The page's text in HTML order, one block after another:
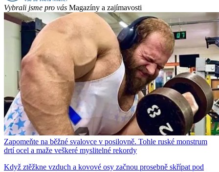
Vybrali jsme pro vás Magazíny a zajímavosti
Zapomeňte na běžné svalovce v posilovně. Tohle ruské monstrum
drtí ocel a maže veškeré myslitelné rekordy
Když ztěžkne vzduch a kovové osy začnou prosebně skřípat pod